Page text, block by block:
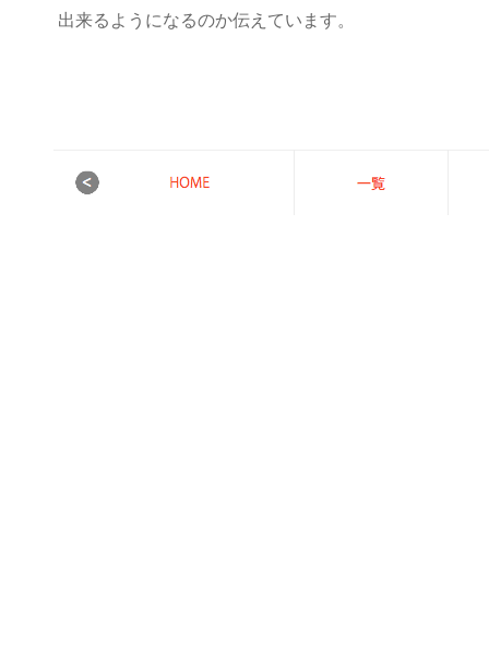
出来るようになるのか伝えています。